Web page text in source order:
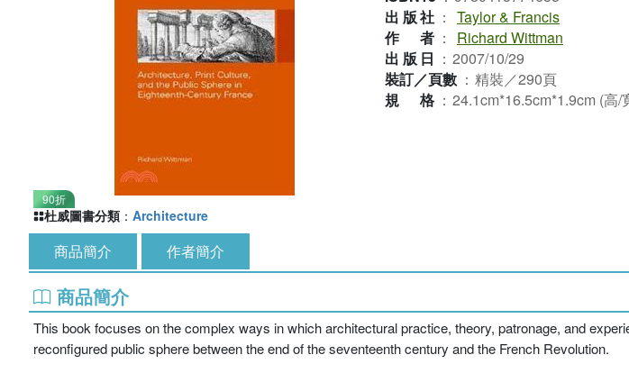
90折
出版社 ： Taylor & Francis
作者 ：
Richard Wittman
出版日 ： 2007/10/29
裝訂／頁數 ： 精裝／290頁
規格 ： 24.1cm*16.5cm*1.9cm (高/
杜威圖書分類 ： Architecture
商品簡介 作者簡介
商品簡介
This book focuses on the complex ways in which architectural practice, theory, patronage, and
reconfigured public sphere between the end of the seventeenth century and the French Revolution.